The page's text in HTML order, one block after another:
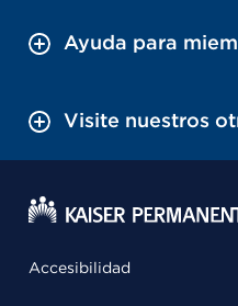
Ayuda para
Visite nuestros
Accesibilidad